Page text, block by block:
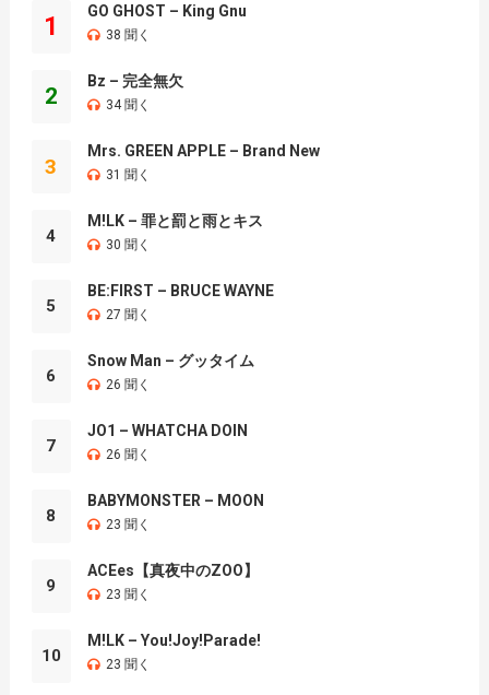
1
GO GHOST – King Gnu
38 聞く
2
Bz – 完全無欠
34 聞く
3
Mrs. GREEN APPLE – Brand New
31 聞く
4
M!LK – 罪と罰と雨とキス
30 聞く
5
BE:FIRST – BRUCE WAYNE
27 聞く
6
Snow Man – グッタイム
26 聞く
7
JO1 – WHATCHA DOIN
26 聞く
8
BABYMONSTER – MOON
23 聞く
9
ACEes【真夜中のZOO】
23 聞く
10
M!LK – You!Joy!Parade!
23 聞く